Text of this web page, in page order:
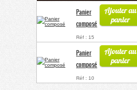
Panier
composé
Réf : 15
Ajouter au
panier
Panier
composé
Réf : 10
Ajouter au
panier